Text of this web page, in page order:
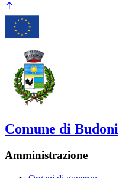
Comune di Budoni
Amministrazione